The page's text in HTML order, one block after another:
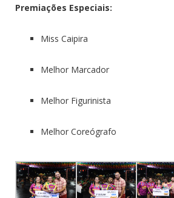
Premiações Especiais:
Miss Caipira
Melhor Marcador
Melhor Figurinista
Melhor Coreógrafo